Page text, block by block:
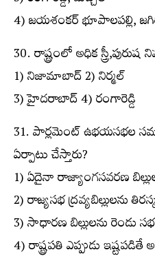
4) జయశంకర్ భూపాలపల్లి,
30. రాష్ట్రంలో అధిక స్త్రీ,పురుష
1) నిజామాబాద్ 2) నిర్మల్
3) హైదరాబాద్ 4) రంగారెడ్డి
31. పార్లమెంట్ ఉభయసభల
ఏర్పాటు చేస్తారు?
1) ఏదైనా రాజ్యాంగసవరణ
2) రాజ్యసభ ద్రవ్యబిల్లులను
3) సాధారణ బిల్లులను రెండు
4) రాష్ట్రపతి ఎప్పుడు ఇష్టపడితే